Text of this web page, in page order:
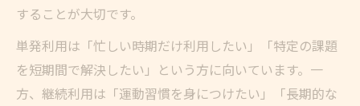
することが大切です。
単発利用は「忙しい時期だけ利用したい」「特定の課題
を短期間で解決したい」という方に向いています。一
方、継続利用は「運動習慣を身につけたい」「長期的な